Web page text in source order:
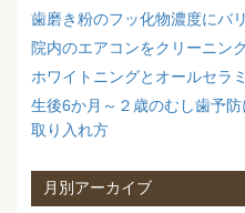
歯磨き粉のフッ化物濃度にバ
院内のエアコンをクリーニン
ホワイトニングとオールセラ
生後6か月～２歳のむし歯予
取り入れ方
月別アーカイブ